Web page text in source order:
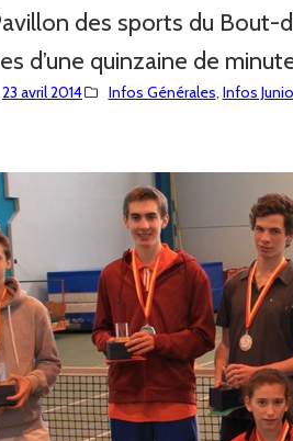
des sports du Bout-
d’une quinzaine de
23 avril 2014 Infos Générales, Infos